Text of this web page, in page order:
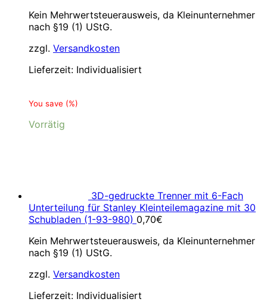
Kein Mehrwertsteuerausweis, da Kleinunternehmer
nach §19 (1) UStG.
zzgl. Versandkosten
Lieferzeit: Individualisiert
You save (%)
Vorrätig
3D-gedruckte Trenner mit 6-Fach
Unterteilung für Stanley Kleinteilemagazine mit 30
Schubladen (1-93-980) 0,70€
Kein Mehrwertsteuerausweis, da Kleinunternehmer
nach §19 (1) UStG.
zzgl. Versandkosten
Lieferzeit: Individualisiert